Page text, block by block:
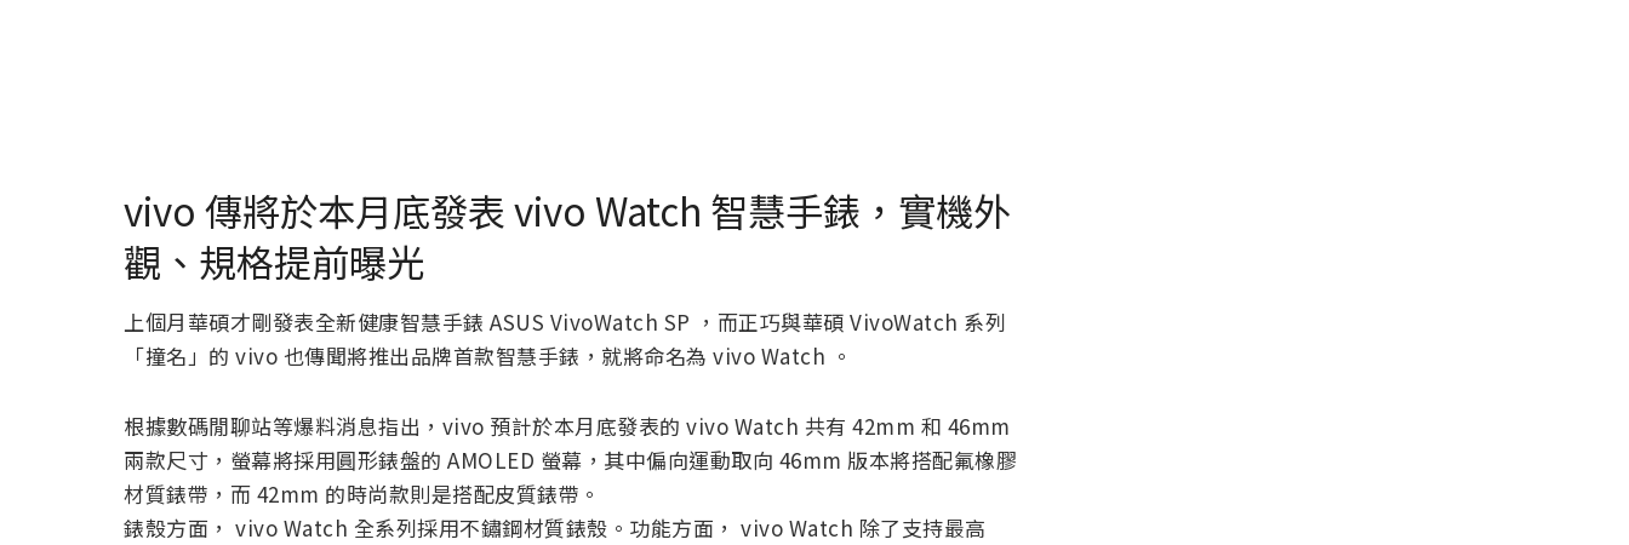
vivo 傳將於本月底發表 vivo Watch 智慧手錶，實機外
觀、規格提前曝光
上個月華碩才剛發表全新健康智慧手錶 ASUS VivoWatch SP ，而正巧與華碩 VivoWatch 系列
「撞名」的 vivo 也傳聞將推出品牌首款智慧手錶，就將命名為 vivo Watch 。
根據數碼閒聊站等爆料消息指出，vivo 預計於本月底發表的 vivo Watch 共有 42mm 和 46mm
兩款尺寸，螢幕將採用圓形錶盤的 AMOLED 螢幕，其中偏向運動取向 46mm 版本將搭配氟橡膠
材質錶帶，而 42mm 的時尚款則是搭配皮質錶帶。
錶殼方面， vivo Watch 全系列採用不鏽鋼材質錶殼。功能方面， vivo Watch 除了支持最高